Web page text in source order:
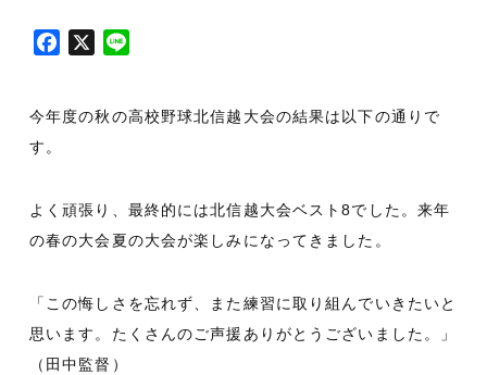
e
k
X
e
今年度の秋の高校野球北信越大会の結果は以下の通りで
す。
よく頑張り、最終的には北信越大会ベスト8でした。来年
の春の大会夏の大会が楽しみになってきました。
「この悔しさを忘れず、また練習に取り組んでいきたいと
思います。たくさんのご声援ありがとうございました。」
（田中監督）